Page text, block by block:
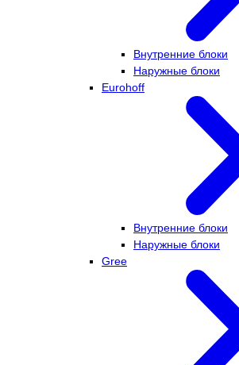
Внутренние блоки
Наружные блоки
Eurohoff
Внутренние блоки
Наружные блоки
Gree